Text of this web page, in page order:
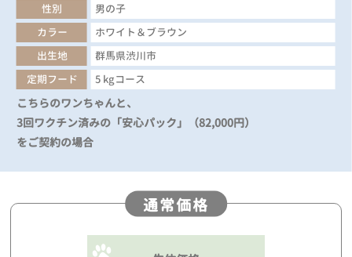
性別
男の子
カラー
ホワイト＆ブラウン
出生地
群馬県渋川市
定期フード
5 kgコース
こちらのワンちゃんと、
3回ワクチン済みの「安心パック」（82,000円）
をご契約の場合
通常価格